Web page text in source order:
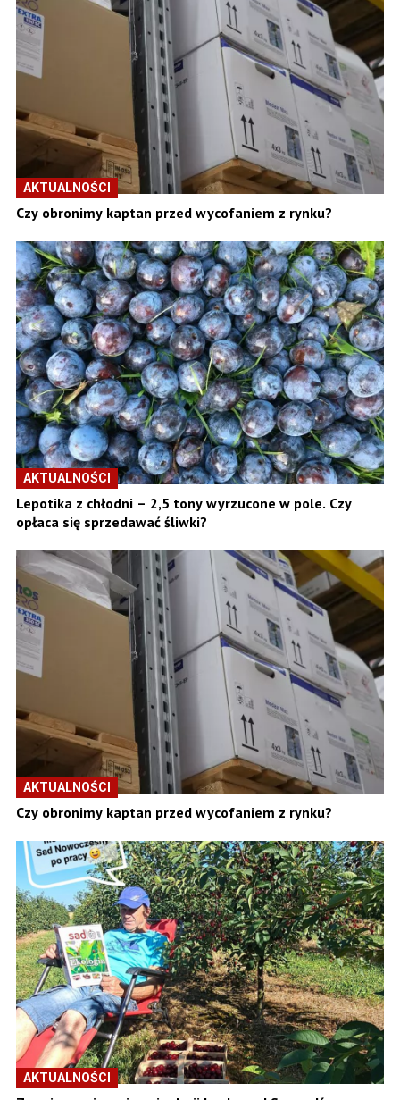
AKTUALNOŚCI
Czy obronimy kaptan przed wycofaniem z rynku?
AKTUALNOŚCI
Lepotika z chłodni – 2,5 tony wyrzucone w pole. Czy
opłaca się sprzedawać śliwki?
AKTUALNOŚCI
Czy obronimy kaptan przed wycofaniem z rynku?
AKTUALNOŚCI